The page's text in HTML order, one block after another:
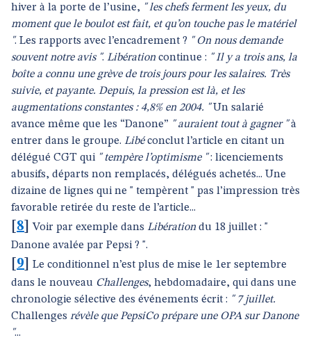
hiver à la porte de l’usine, " les chefs ferment les yeux, du
moment que le boulot est fait, et qu’on touche pas le matériel
". Les rapports avec l’encadrement ? " On nous demande
souvent notre avis ". Libération continue : " Il y a trois ans, la
boîte a connu une grève de trois jours pour les salaires. Très
suivie, et payante. Depuis, la pression est là, et les
augmentations constantes : 4,8% en 2004. "Un salarié
avance même que les “Danone” " auraient tout à gagner "à
entrer dans le groupe. Libéconclut l’article en citant un
délégué CGT qui " tempère l’optimisme ": licenciements
abusifs, départs non remplacés, délégués achetés... Une
dizaine de lignes qui ne " tempèrent " pas l’impression très
favorable retirée du reste de l’article...
8 ]Voir par exemple dans Libération du 18 juillet : "
Danone avalée par Pepsi ? ".
9
Le conditionnel n’est plus de mise le 1er septembre
dans le nouveau Challenges, hebdomadaire, qui dans une
chronologie sélective des événements écrit : " 7 juillet.
Challenges révèle que PepsiCo prépare une OPA sur Danone
"...